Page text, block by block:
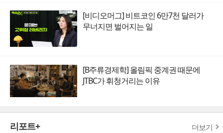
[비디오머그] 비트코인 6만7천 달러가
무너지면 벌어지는 일
[B주류경제학] 올림픽 중계권 때문에
JTBC가 휘청거리는 이유
리포트+ 더보기